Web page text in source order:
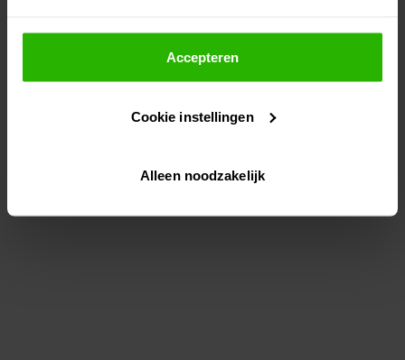
Als je op "Accepteer" klikt, dan geef je Voordeeluitjes.nl
toestemming om cookies voor social media en
gepersonaliseerde advertenties te plaatsen.
Lees hier meer over in onsprivacybeleid
Via "Cookie instellingen" kun je ook zelf instellen welke
Accepteren
Cookie instellingen
Alleen noodzakelijk